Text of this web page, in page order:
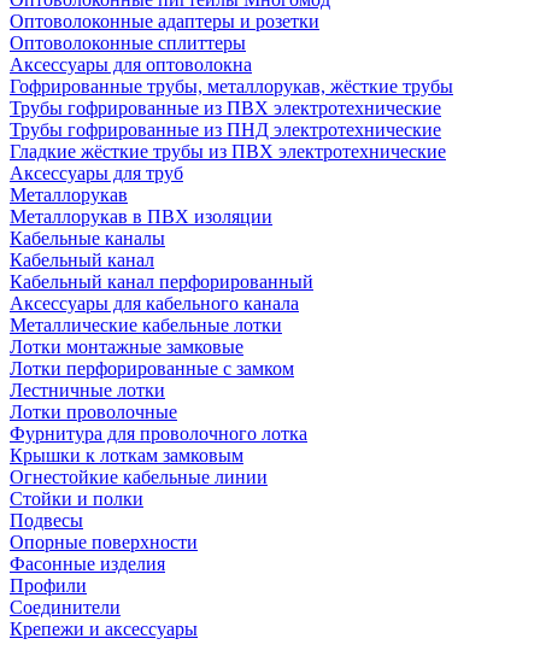
Оптоволоконные адаптеры и розетки
Оптоволоконные сплиттеры
Аксессуары для оптоволокна
Гофрированные трубы, металлорукав, жёсткие трубы
Трубы гофрированные из ПВХ электротехнические
Трубы гофрированные из ПНД электротехнические
Гладкие жёсткие трубы из ПВХ электротехнические
Аксессуары для труб
Металлорукав
Металлорукав в ПВХ изоляции
Кабельные каналы
Кабельный канал
Кабельный канал перфорированный
Аксессуары для кабельного канала
Металлические кабельные лотки
Лотки монтажные замковые
Лотки перфорированные с замком
Лестничные лотки
Лотки проволочные
Фурнитура для проволочного лотка
Крышки к лоткам замковым
Огнестойкие кабельные линии
Стойки и полки
Подвесы
Опорные поверхности
Фасонные изделия
Профили
Соединители
Крепежи и аксессуары